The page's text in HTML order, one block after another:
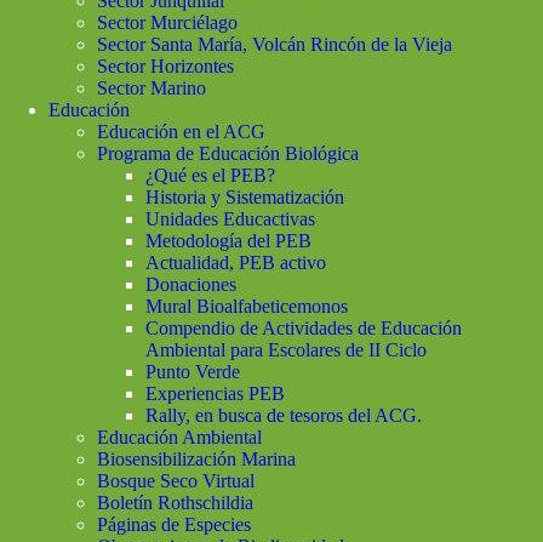
Sector Murciélago
Sector Santa María, Volcán Rincón de la Vieja
Sector Horizontes
Sector Marino
Educación
Educación en el ACG
Programa de Educación Biológica
¿Qué es el PEB?
Historia y Sistematización
Unidades Educactivas
Metodología del PEB
Actualidad, PEB activo
Donaciones
Mural Bioalfabeticemonos
Compendio de Actividades de Educación
Ambiental para Escolares de II Ciclo
Punto Verde
Experiencias PEB
Rally, en busca de tesoros del ACG.
Educación Ambiental
Biosensibilización Marina
Bosque Seco Virtual
Boletín Rothschildia
Páginas de Especies